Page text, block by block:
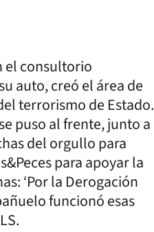
el consultorio
auto, creó el área de
terrorismo de Estado.
puso al frente, junto a
del orgullo para
para apoyar la
‘Por la Derogación
funcionó esas